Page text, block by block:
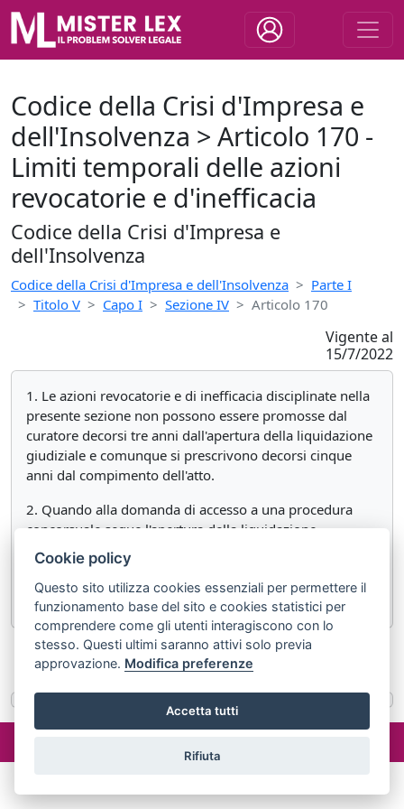
Codice della Crisi d'Impresa e
dell'Insolvenza > Articolo 170 -
Limiti temporali delle azioni
revocatorie e d'inefficacia
Codice della Crisi d'Impresa e
dell'Insolvenza
Codice della Crisi d'Impresa e dell'Insolvenza
Parte I
Titolo V
Capo I Sezione IV Articolo 170
Vigente al
15/7/2022
1. Le azioni revocatorie e di inefficacia disciplinate nella
presente sezione non possono essere promosse dal
curatore decorsi tre anni dall'apertura della liquidazione
giudiziale e comunque si prescrivono decorsi cinque
anni dal compimento dell'atto.
2. Quando alla domanda di accesso a una procedura
concorsuale segue l'apertura della liquidazione
giudiziale, i termini di cui agli articoli 163, 164, 166,
commi 1 e 2, e 169 decorrono dalla data di
pubblicazione della predetta domanda di accesso.
«Articolo 169 Articolo 171
©2024 misterlex.it -redazione@misterlex.it-Privacy- P.I.
02029690472
Cookie policy
Questo sito utilizza cookies essenziali per permettere il
funzionamento base del sito e cookies statistici per
comprendere come gli utenti interagiscono con lo
stesso. Questi ultimi saranno attivi solo previa
approvazione. Modifica preferenze
Accetta tutti
Rifiuta